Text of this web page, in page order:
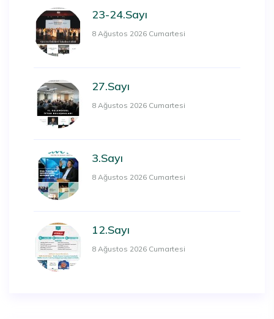
23-24.Sayı
8 Ağustos 2026 Cumartesi
27.Sayı
8 Ağustos 2026 Cumartesi
3.Sayı
8 Ağustos 2026 Cumartesi
12.Sayı
8 Ağustos 2026 Cumartesi